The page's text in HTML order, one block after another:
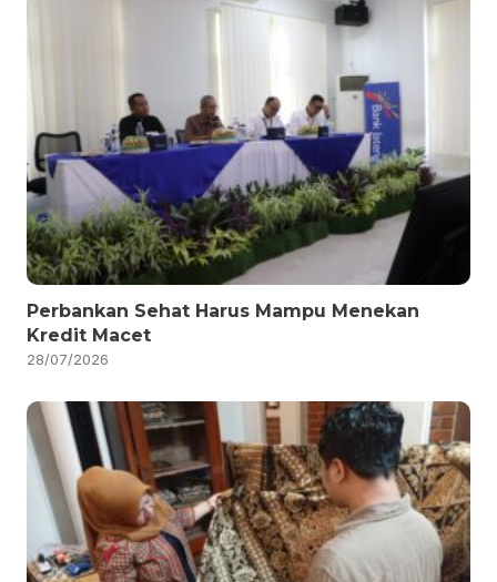
Perbankan Sehat Harus Mampu Menekan
Kredit Macet
28/07/2026